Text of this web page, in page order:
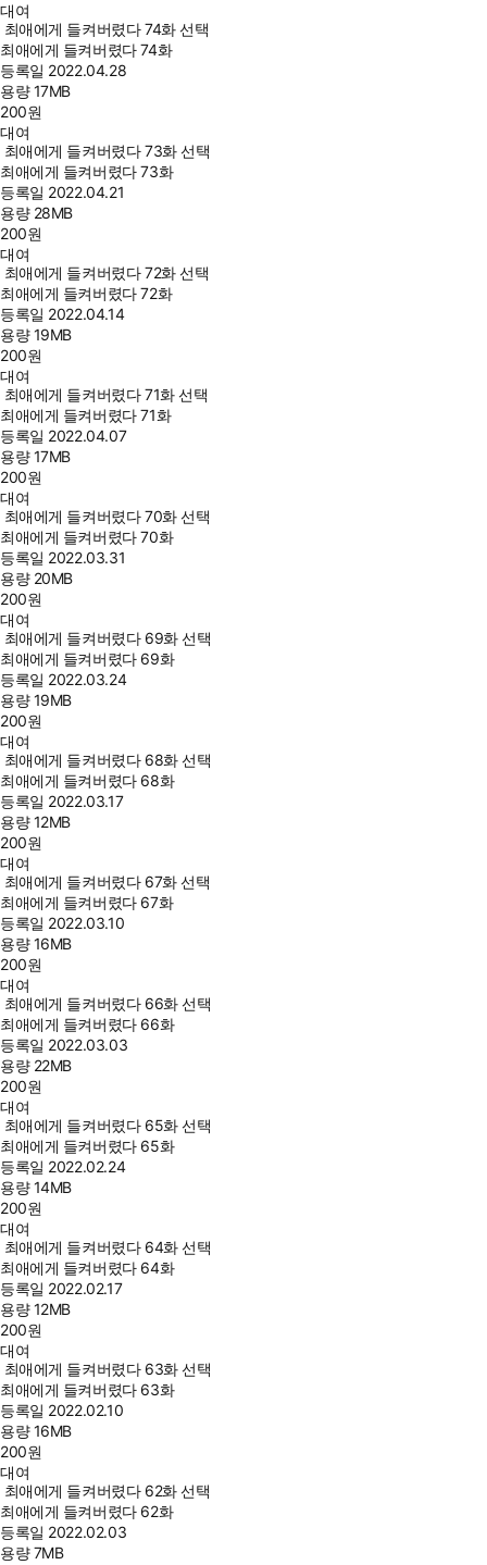
대여
최애에게 들켜버렸다 74화 선택
최애에게 들켜버렸다 74화
등록일 2022.04.28
용량17MB
200원
대여
최애에게 들켜버렸다 73화 선택
최애에게 들켜버렸다 73화
등록일 2022.04.21
용량 28MB
200원
대여
최애에게 들켜버렸다 72화 선택
최애에게 들켜버렸다 72화
등록일 2022.04.14
용량19MB
200원
대여
최애에게 들켜버렸다 71화 선택
최애에게 들켜버렸다 71화
등록일 2022.04.07
용량17MB
200원
대여
최애에게 들켜버렸다 70화 선택
최애에게 들켜버렸다 70화
등록일 2022.03.31
용량 20MB
200원
대여
최애에게 들켜버렸다 69화 선택
최애에게 들켜버렸다 69화
등록일 2022.03.24
용량19MB
200원
대여
최애에게 들켜버렸다 68화 선택
최애에게 들켜버렸다 68화
등록일 2022.03.17
용량12MB
200원
대여
최애에게 들켜버렸다 67화 선택
최애에게 들켜버렸다 67화
등록일 2022.03.10
용량16MB
200원
대여
최애에게 들켜버렸다 66화 선택
최애에게 들켜버렸다 66화
등록일 2022.03.03
용량 22MB
200원
대여
최애에게 들켜버렸다 65화 선택
최애에게 들켜버렸다 65화
등록일 2022.02.24
용량14MB
200원
대여
최애에게 들켜버렸다 64화 선택
최애에게 들켜버렸다 64화
등록일 2022.02.17
용량12MB
200원
대여
최애에게 들켜버렸다 63화 선택
최애에게 들켜버렸다 63화
등록일 2022.02.10
용량16MB
200원
대여
최애에게 들켜버렸다 62화 선택
최애에게 들켜버렸다 62화
등록일 2022.02.03
용량7MB